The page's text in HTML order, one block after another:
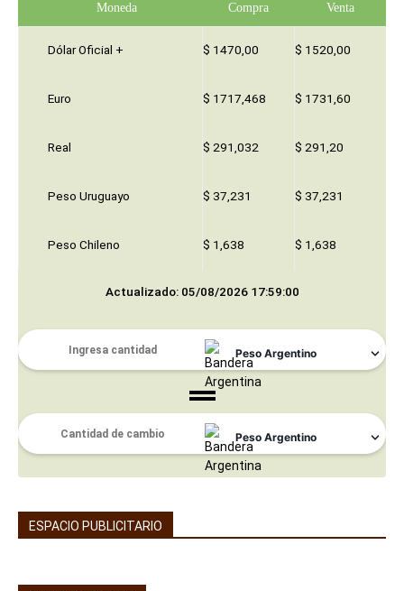
Moneda Compra Venta
Dólar Oficial + $ 1470,00 $ 1520,00
Euro $ 1717,468 $ 1731,60
Real $ 291,032 $ 291,20
Peso Uruguayo $ 37,231 $ 37,231
Peso Chileno $ 1,638 $ 1,638
Actualizado: 05/08/2026 17:59:00
ESPACIO PUBLICITARIO